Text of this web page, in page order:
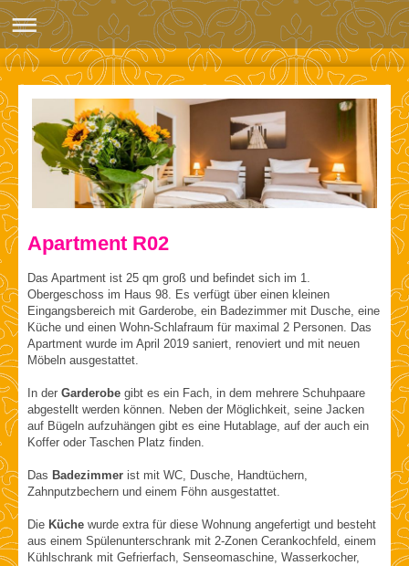
Apartment R02
Das Apartment ist 25 qm groß und befindet sich im 1.
Obergeschoss im Haus 98. Es verfügt über einen kleinen
Eingangsbereich mit Garderobe, ein Badezimmer mit Dusche, eine
Küche und einen Wohn-Schlafraum für maximal 2 Personen. Das
Apartment wurde im April 2019 saniert, renoviert und mit neuen
Möbeln ausgestattet.
In der Garderobe gibt es ein Fach, in dem mehrere Schuhpaare
abgestellt werden können. Neben der Möglichkeit, seine Jacken
auf Bügeln aufzuhängen gibt es eine Hutablage, auf der auch ein
Koffer oder Taschen Platz finden.
Das Badezimmer ist mit WC, Dusche, Handtüchern,
Zahnputzbechern und einem Föhn ausgestattet.
Die Küche wurde extra für diese Wohnung angefertigt und besteht
aus einem Spülenunterschrank mit 2-Zonen Cerankochfeld, einem
Kühlschrank mit Gefrierfach, Senseomaschine, Wasserkocher,